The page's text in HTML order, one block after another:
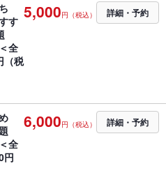
す
全
（税
5,000円（税込） 詳細・予約
全
円
6,000円（税込） 詳細・予約